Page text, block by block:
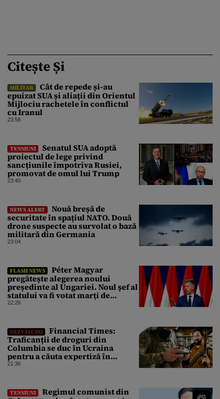
Citește Și
MILITAR
Cât de repede și-au
epuizat SUA și aliații din Orientul
Mijlociu rachetele în conflictul
cu Iranul
23:58
TENSIUNI
Senatul SUA adoptă
proiectul de lege privind
sancțiunile împotriva Rusiei,
promovat de omul lui Trump
23:40
NEWS ALERT
Nouă breșă de
securitate în spațiul NATO. Două
drone suspecte au survolat o bază
militară din Germania
23:04
FLASH NEWS
Péter Magyar
pregătește alegerea noului
președinte al Ungariei. Noul șef al
statului va fi votat marți de
Parlament
22:26
DEZVĂLUIRI
Financial Times:
Traficanții de droguri din
Columbia se duc în Ucraina
pentru a căuta expertiză în
domeniul dronelor
21:36
TENSIUNI
Regimul comunist din